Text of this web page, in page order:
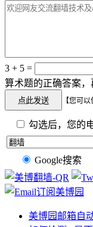
3 + 5 =
算术题的正确答案
【您可
勾选后，您的
Google搜索
美博园邮箱自